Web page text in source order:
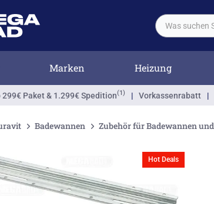
Marken Heizung
299€ Paket & 1.299€ Spedition(1) | Vorkassenrabatt |
Badewannen Zubehör für Badewannen
Hot Deals